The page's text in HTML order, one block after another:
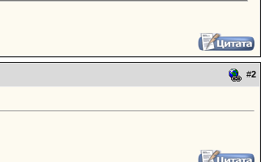
#2